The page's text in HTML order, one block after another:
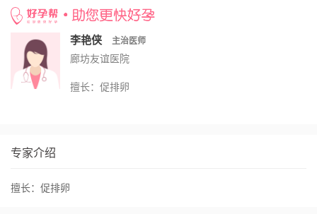
网站首页 > 不孕不育医院大全 > 廊坊友谊医院 >
李艳侠 主治医师
廊坊友谊医院
擅长：促排卵
专家介绍
擅长：促排卵